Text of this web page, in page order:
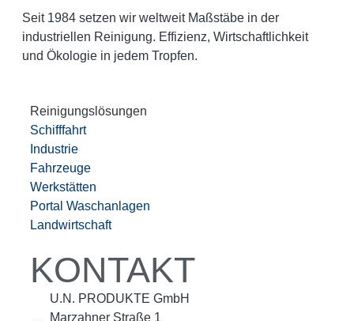
Seit 1984 setzen wir weltweit Maßstäbe in der
industriellen Reinigung. Effizienz, Wirtschaftlichkeit
und Ökologie in jedem Tropfen.
Reinigungslösungen
Schifffahrt
Industrie
Fahrzeuge
Werkstätten
Portal Waschanlagen
Landwirtschaft
KONTAKT
U.N. PRODUKTE GmbH
Marzahner Straße 1